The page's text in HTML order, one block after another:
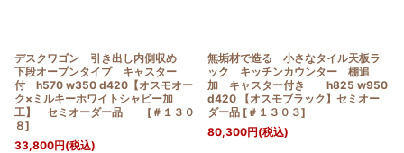
デスクワゴン 引き出し内側収め
下段オープンタイプ キャスター
付 h570 w350 d420【オスモオー
ク×ミルキーホワイトシャビー加
工】 セミオーダー品
[ ＃１３０
８]
33,800円(税込)
無垢材で造る 小さなタイル天板ラ
ック キッチンカウンター 棚追
加 キャスター付き h825 w950
d420 【オスモブラック】セミオー
ダー品 [ ＃１３０３]
80,300円(税込)